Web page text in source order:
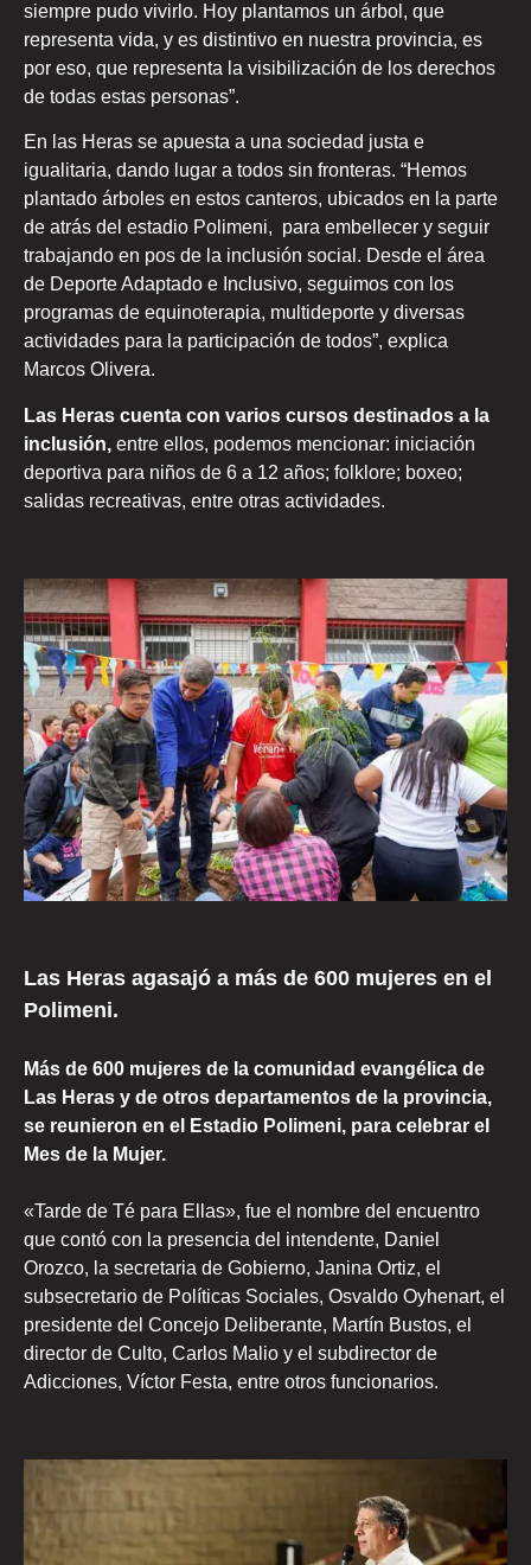
siempre pudo vivirlo. Hoy plantamos un árbol, que
representa vida, y es distintivo en nuestra provincia, es
por eso, que representa la visibilización de los derechos
de todas estas personas”.
En las Heras se apuesta a una sociedad justa e
igualitaria, dando lugar a todos sin fronteras. “Hemos
plantado árboles en estos canteros, ubicados en la parte
de atrás del estadio Polimeni, para embellecer y seguir
trabajando en pos de la inclusión social. Desde el área
de Deporte Adaptado e Inclusivo, seguimos con los
programas de equinoterapia, multideporte y diversas
actividades para la participación de todos”, explica
Marcos Olivera.
Las Heras cuenta con varios cursos destinados a la
inclusión, entre ellos, podemos mencionar: iniciación
deportiva para niños de 6 a 12 años; folklore; boxeo;
salidas recreativas, entre otras actividades.
Las Heras agasajó a más de 600 mujeres en el
Polimeni.
Más de 600 mujeres de la comunidad evangélica de
Las Heras y de otros departamentos de la provincia,
se reunieron en el Estadio Polimeni, para celebrar el
Mes de la Mujer.
«Tarde de Té para Ellas», fue el nombre del encuentro
que contó con la presencia del intendente, Daniel
Orozco, la secretaria de Gobierno, Janina Ortiz, el
subsecretario de Políticas Sociales, Osvaldo Oyhenart, el
presidente del Concejo Deliberante, Martín Bustos, el
director de Culto, Carlos Malio y el subdirector de
Adicciones, Víctor Festa, entre otros funcionarios.